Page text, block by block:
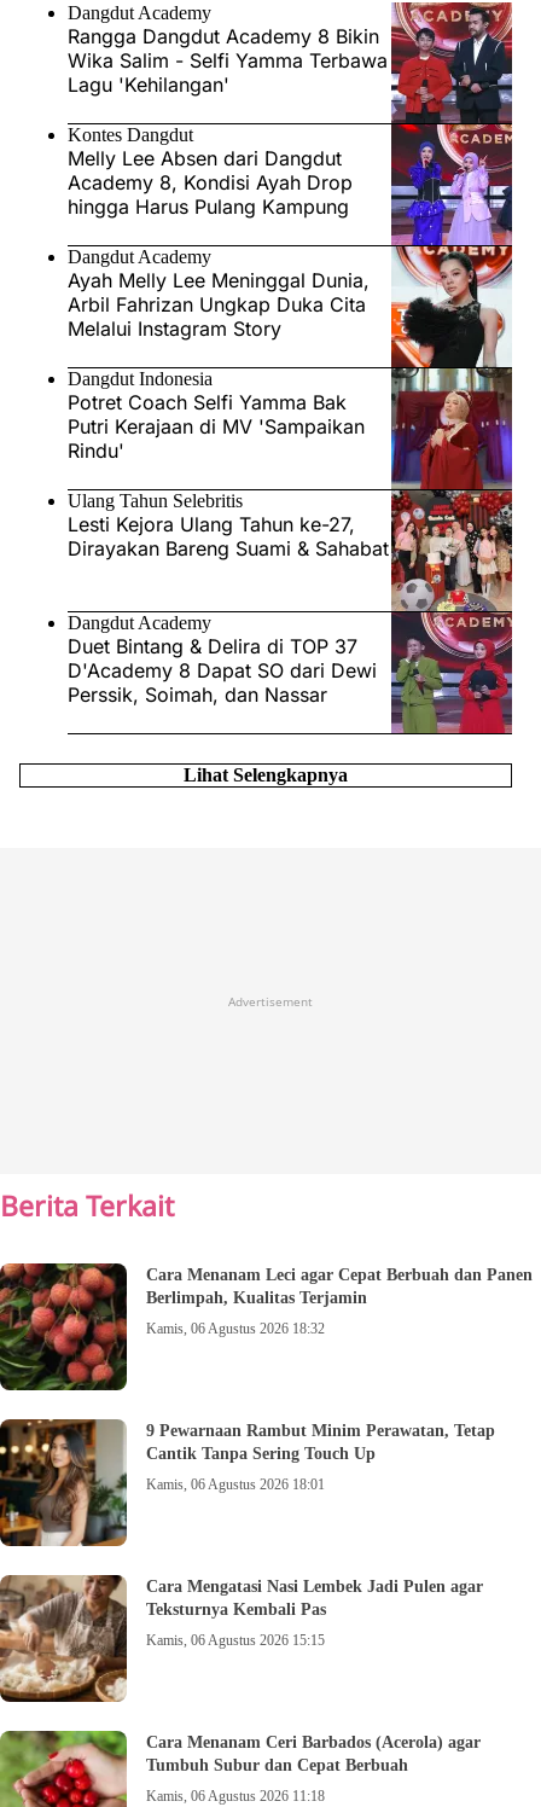
Dangdut Academy
Rangga Dangdut Academy 8 Bikin
Wika Salim - Selfi Yamma Terbawa
Lagu 'Kehilangan'
Kontes Dangdut
Melly Lee Absen dari Dangdut
Academy 8, Kondisi Ayah Drop
hingga Harus Pulang Kampung
Dangdut Academy
Ayah Melly Lee Meninggal Dunia,
Arbil Fahrizan Ungkap Duka Cita
Melalui Instagram Story
Dangdut Indonesia
Potret Coach Selfi Yamma Bak
Putri Kerajaan di MV 'Sampaikan
Rindu'
Ulang Tahun Selebritis
Lesti Kejora Ulang Tahun ke-27,
Dirayakan Bareng Suami & Sahabat
Dangdut Academy
Duet Bintang & Delira di TOP 37
D'Academy 8 Dapat SO dari Dewi
Perssik, Soimah, dan Nassar
Lihat Selengkapnya
Advertisement
Berita Terkait
Cara Menanam Leci agar Cepat Berbuah dan Panen
Berlimpah, Kualitas Terjamin
Kamis, 06 Agustus 2026 18:32
9 Pewarnaan Rambut Minim Perawatan, Tetap
Cantik Tanpa Sering Touch Up
Kamis, 06 Agustus 2026 18:01
Cara Mengatasi Nasi Lembek Jadi Pulen agar
Teksturnya Kembali Pas
Kamis, 06 Agustus 2026 15:15
Cara Menanam Ceri Barbados (Acerola) agar
Tumbuh Subur dan Cepat Berbuah
Kamis, 06 Agustus 2026 11:18